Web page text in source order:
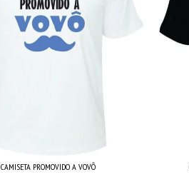
CAMISETA PROMOVIDO A VOVÔ